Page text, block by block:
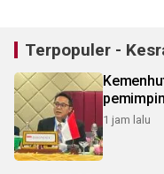
Terpopuler -
1 jam lalu